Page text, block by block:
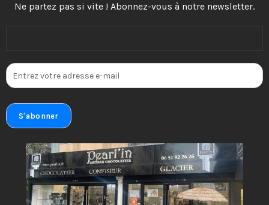
Ne partez pas si vite ! Abonnez-vous à notre newsletter.